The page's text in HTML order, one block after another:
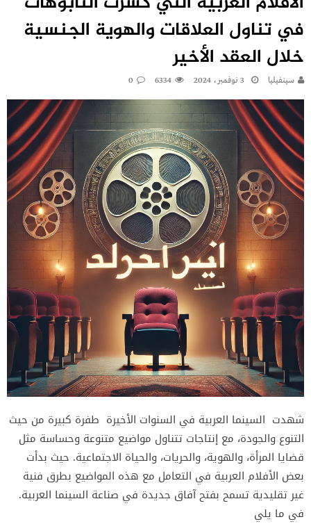
في تناول العلاقات والهوية الجنسية
خلال العقد الأخير
سينفيليا 3 نوفمبر، 2024 6334
0
شهدت السينما العربية في السنوات الأخيرة طفرة كبيرة من حيث
التنوع والجودة، مع إنتاجات تتناول مواضيع متنوعة وحساسة مثل
قضايا المرأة، والهوية، والحريات، والحياة الاجتماعية. حيث بدأت
بعض الأفلام العربية في التعامل مع هذه المواضيع بطرق فنية
غير تقليدية تسمح بفتح آفاق جديدة في صناعة السينما العربية.
في ما يلي